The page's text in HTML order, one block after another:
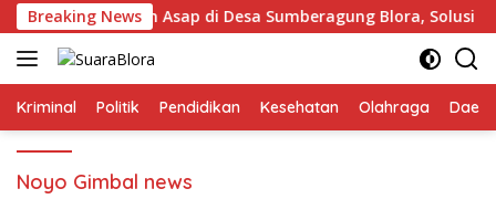
Langsung
ke
konten
Breaking News
Minim Asap di Desa Sumberagung Blora, Solusi
Kriminal Politik Pendidikan Kesehatan Olahraga
Noyo Gimbal news